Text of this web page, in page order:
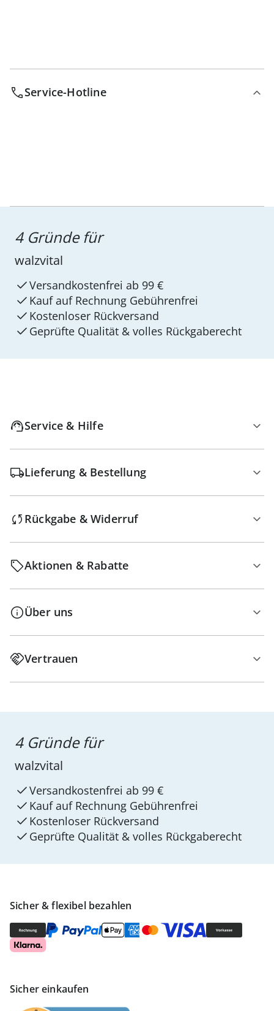
Service-Hotline
4 Gründe für
walzvital
Versandkostenfrei ab 99 €
Kauf auf Rechnung Gebührenfrei
Kostenloser Rückversand
Geprüfte Qualität & volles Rückgaberecht
Service & Hilfe
Lieferung & Bestellung
Rückgabe & Widerruf
Aktionen & Rabatte
Über uns
Vertrauen
Sicher & flexibel bezahlen
Sicher einkaufen
4 Gründe für
walzvital
Versandkostenfrei ab 99 €
Kauf auf Rechnung Gebührenfrei
Kostenloser Rückversand
Geprüfte Qualität & volles Rückgaberecht